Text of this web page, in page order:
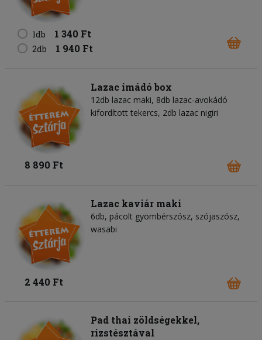
1db 1 340 Ft
2db 1 940 Ft
Lazac imádó box
12db lazac maki, 8db lazac-avokádó
kifordított tekercs, 2db lazac nigiri
8 890 Ft
Lazac kaviár maki
6db, pácolt gyömbérszósz, szójaszósz,
wasabi
2 440 Ft
Pad thai zöldségekkel,
rizstésztával